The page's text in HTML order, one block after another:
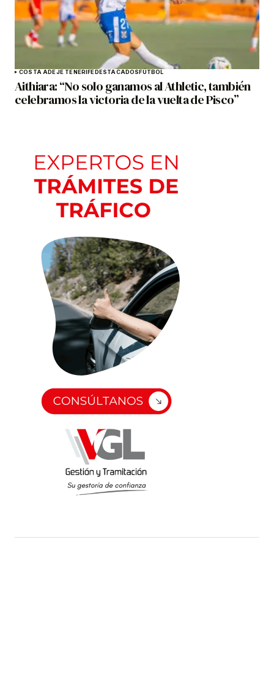
COSTA ADEJE TENERIFEDESTACADOSFÚTBOL
Aithiara: “No solo ganamos al Athletic, también
celebramos la victoria de la vuelta de Pisco”